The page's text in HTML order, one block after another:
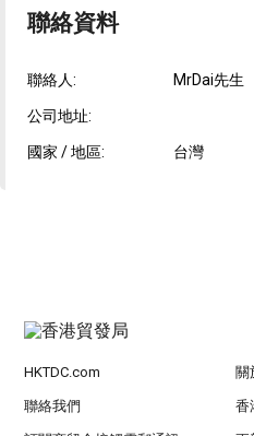
聯絡資料
聯絡人: MrDai先生
公司地址:
國家 / 地區: 台灣
HKTDC.com 關
聯絡我們 香